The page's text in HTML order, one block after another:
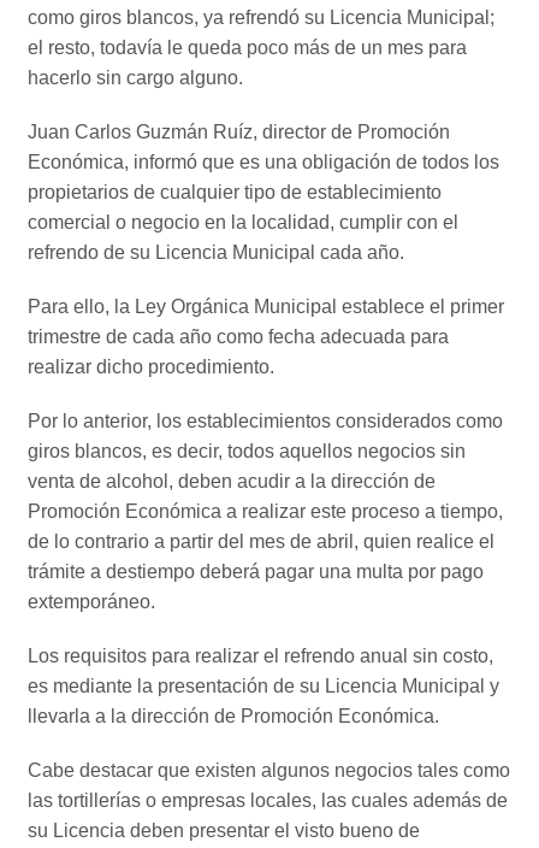
como giros blancos, ya refrendó su Licencia Municipal;
el resto, todavía le queda poco más de un mes para
hacerlo sin cargo alguno.
Juan Carlos Guzmán Ruíz, director de Promoción
Económica, informó que es una obligación de todos los
propietarios de cualquier tipo de establecimiento
comercial o negocio en la localidad, cumplir con el
refrendo de su Licencia Municipal cada año.
Para ello, la Ley Orgánica Municipal establece el primer
trimestre de cada año como fecha adecuada para
realizar dicho procedimiento.
Por lo anterior, los establecimientos considerados como
giros blancos, es decir, todos aquellos negocios sin
venta de alcohol, deben acudir a la dirección de
Promoción Económica a realizar este proceso a tiempo,
de lo contrario a partir del mes de abril, quien realice el
trámite a destiempo deberá pagar una multa por pago
extemporáneo.
Los requisitos para realizar el refrendo anual sin costo,
es mediante la presentación de su Licencia Municipal y
llevarla a la dirección de Promoción Económica.
Cabe destacar que existen algunos negocios tales como
las tortillerías o empresas locales, las cuales además de
su Licencia deben presentar el visto bueno de